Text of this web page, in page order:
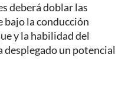
deberá doblar las
bajo la conducción
y la habilidad del
desplegado un potencial